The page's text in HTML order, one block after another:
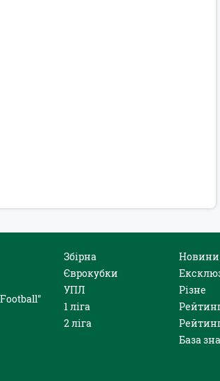
Збірна
Єврокубки
УПЛ
1 ліга
2 ліга
Новини
Різне
База